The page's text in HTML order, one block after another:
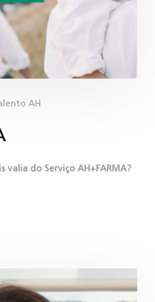
AH
valia do Serviço AH+FARMA?